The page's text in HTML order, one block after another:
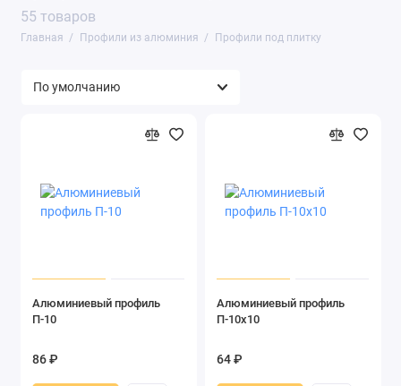
55 товаров
Главная Профили из алюминия Профили под плитку
Алюминиевый профиль
П-10
86 ₽
Алюминиевый профиль
П-10х10
64 ₽